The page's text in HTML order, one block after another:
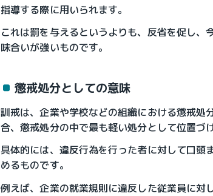
指導する際に用いられます。
これは罰を与えるというよりも、反省を促し
味合いが強いものです。
懲戒処分としての意味
訓戒は、企業や学校などの組織における懲戒処
合、懲戒処分の中で最も軽い処分として位置づ
具体的には、違反行為を行った者に対して口頭
めるものです。
例えば、企業の就業規則に違反した従業員に対